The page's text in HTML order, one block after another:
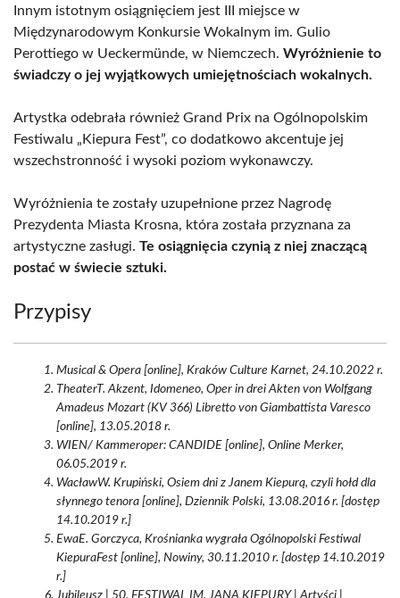
Innym istotnym osiągnięciem jest III miejsce w
Międzynarodowym Konkursie Wokalnym im. Gulio
Perottiego w Ueckermünde, w Niemczech. Wyróżnienie to
świadczy o jej wyjątkowych umiejętnościach wokalnych.
Artystka odebrała również Grand Prix na Ogólnopolskim
Festiwalu „Kiepura Fest”, co dodatkowo akcentuje jej
wszechstronność i wysoki poziom wykonawczy.
Wyróżnienia te zostały uzupełnione przez Nagrodę
Prezydenta Miasta Krosna, która została przyznana za
artystyczne zasługi. Te osiągnięcia czynią z niej znaczącą
postać w świecie sztuki.
Przypisy
Musical & Opera [online], Kraków Culture Karnet, 24.10.2022 r.
TheaterT. Akzent, Idomeneo, Oper in drei Akten von Wolfgang
Amadeus Mozart (KV 366) Libretto von Giambattista Varesco
[online], 13.05.2018 r.
WIEN/ Kammeroper: CANDIDE [online], Online Merker,
06.05.2019 r.
WacławW. Krupiński, Osiem dni z Janem Kiepurą, czyli hołd dla
słynnego tenora [online], Dziennik Polski, 13.08.2016 r. [dostęp
14.10.2019 r.]
EwaE. Gorczyca, Krośnianka wygrała Ogólnopolski Festiwal
KiepuraFest [online], Nowiny, 30.11.2010 r. [dostęp 14.10.2019
r.]
Jubileusz | 50. FESTIWAL IM. JANA KIEPURY | Artyści |